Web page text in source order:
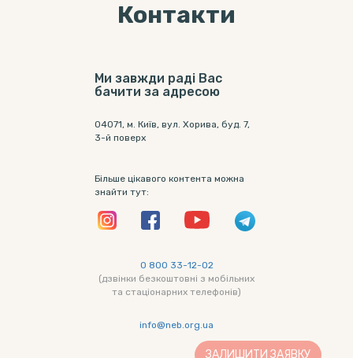
ЗАЛИШИТИ ЗАЯВКУ
Контакти
Ми завжди раді Вас
бачити за адресою
04071, м. Київ, вул. Хорива, буд. 7,
3-й поверх
Більше цікавого контента можна
знайти тут:
0 800 33-12-02
(дзвінки безкоштовні з мобільних
та стаціонарних телефонів)
info@neb.org.ua